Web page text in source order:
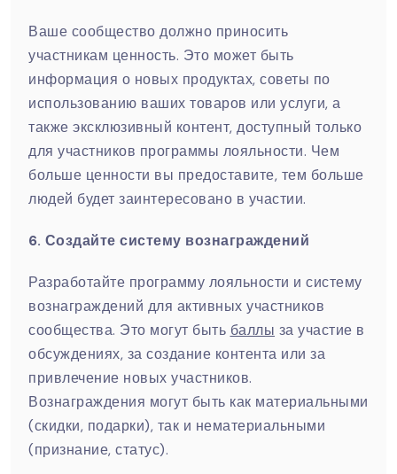
Ваше сообщество должно приносить
участникам ценность. Это может быть
информация о новых продуктах, советы по
использованию ваших товаров или услуги, а
также эксклюзивный контент, доступный только
для участников программы лояльности. Чем
больше ценности вы предоставите, тем больше
людей будет заинтересовано в участии.
6. Создайте систему вознаграждений
Разработайте программу лояльности и систему
вознаграждений для активных участников
сообщества. Это могут быть баллы за участие в
обсуждениях, за создание контента или за
привлечение новых участников.
Вознаграждения могут быть как материальными
(скидки, подарки), так и нематериальными
(признание, статус).